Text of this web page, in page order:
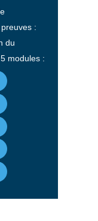
:
du
modules :